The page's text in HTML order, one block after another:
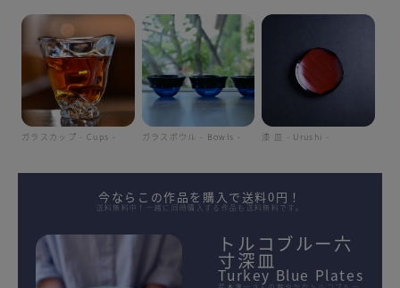
ガラスカップ - Cups - ガラスボウル - Bowls - 漆 皿 - Urushi -
今ならこの作品を購入で送料0円！
送料無料中！一緒に同時購入する作品も送料無料です。
トルコブルー六
寸深皿
Turkey Blue Plates